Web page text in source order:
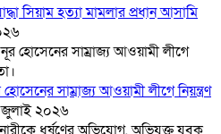
সিয়াম হত্যা মামলার প্রধান আসামি
হোসেনের সাম্রাজ্য আওয়ামী লীগে নিয়ন্ত্রণ
২০২৬